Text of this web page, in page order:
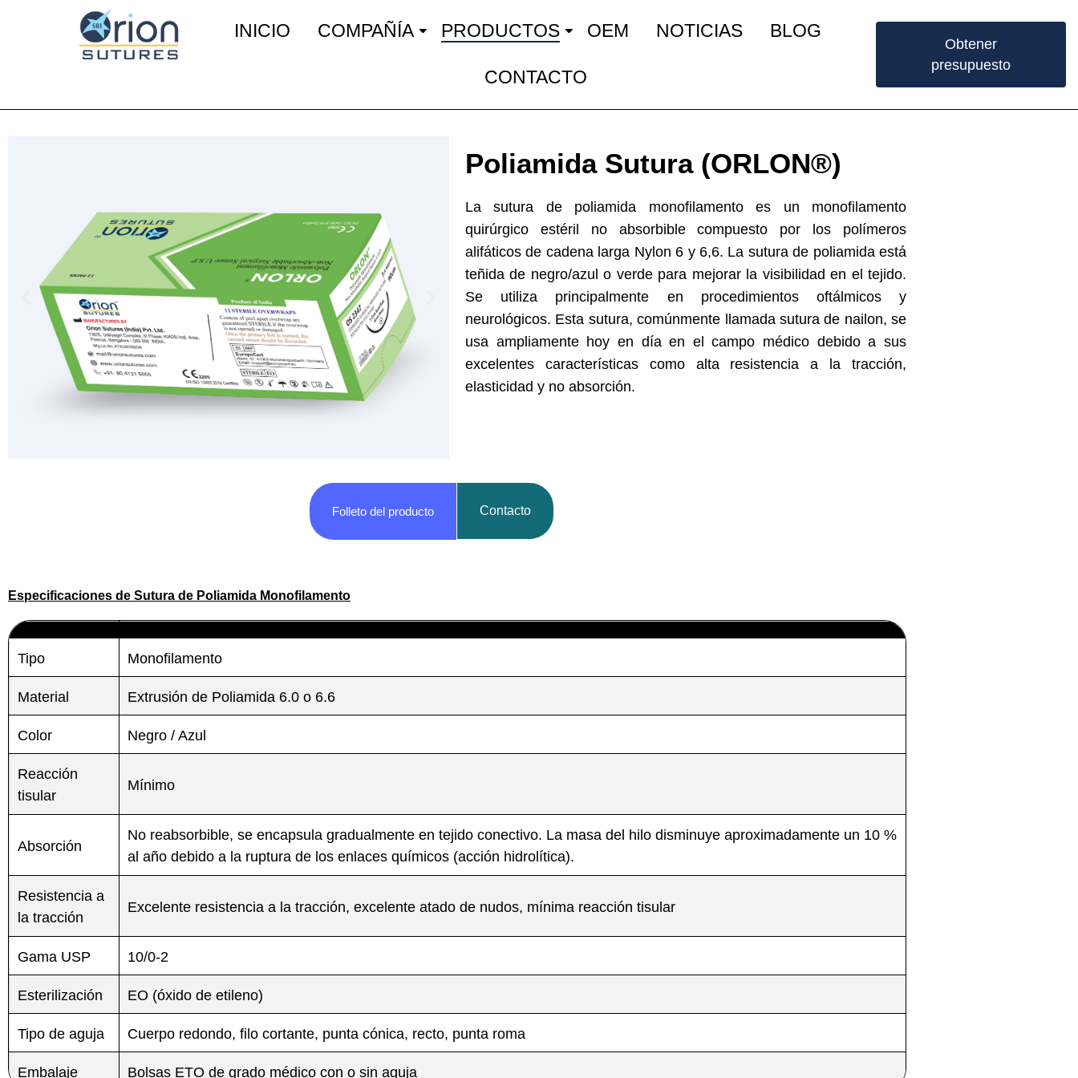
INICIO COMPAÑÍA PRODUCTOS OEM NOTICIAS BLOG
CONTACTO
Obtener
presupuesto
Poliamida Sutura (ORLON®)
La sutura de poliamida monofilamento es un monofilamento
quirúrgico estéril no absorbible compuesto por los polímeros
alifáticos de cadena larga Nylon 6 y 6,6. La sutura de poliamida está
teñida de negro/azul o verde para mejorar la visibilidad en el tejido.
Se utiliza principalmente en procedimientos oftálmicos y
neurológicos. Esta sutura, comúnmente llamada sutura de nailon, se
usa ampliamente hoy en día en el campo médico debido a sus
excelentes características como alta resistencia a la tracción,
elasticidad y no absorción.
Folleto del producto Contacto
Especificaciones de Sutura de Poliamida Monofilamento
Tipo Monofilamento
Material Extrusión de Poliamida 6.0 o 6.6
Color Negro / Azul
Reacción
tisular
Mínimo
Absorción
No reabsorbible, se encapsula gradualmente en tejido conectivo. La masa del hilo disminuye aproximadamente un 10 %
al año debido a la ruptura de los enlaces químicos (acción hidrolítica).
Resistencia a
la tracción
Excelente resistencia a la tracción, excelente atado de nudos, mínima reacción tisular
Gama USP 10/0-2
Esterilización EO (óxido de etileno)
Tipo de aguja Cuerpo redondo, filo cortante, punta cónica, recto, punta roma
Embalaje Bolsas ETO de grado médico con o sin aguja